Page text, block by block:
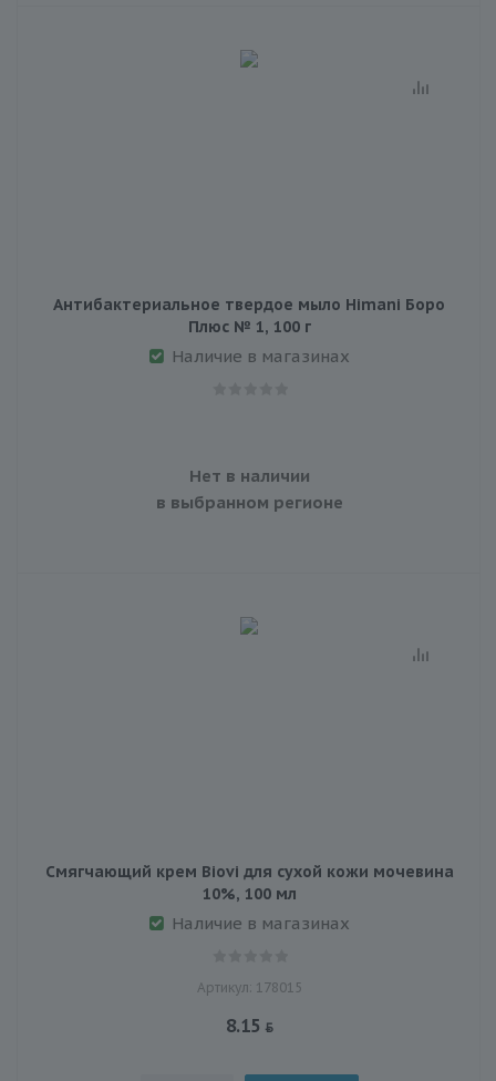
Антибактериальное твердое мыло Himani Боро
Плюс № 1, 100 г
Наличие в магазинах
Нет в наличии
в выбранном регионе
Смягчающий крем Biovi для сухой кожи мочевина
10%, 100 мл
Наличие в магазинах
Артикул: 178015
8.15